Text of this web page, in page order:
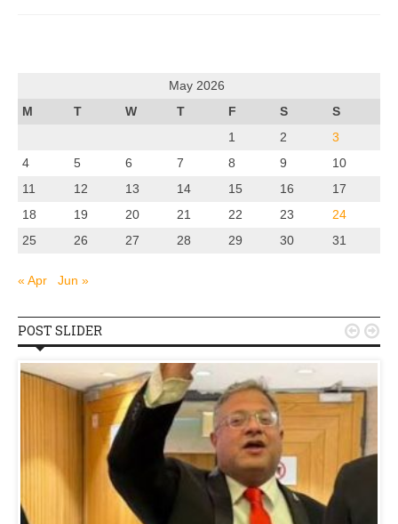
May 2026
M
T W T F S
S
1
2
3
4
5 6 7 8 9
10
11
12 13 14 15 16
17
18
19 20 21 22 23
24
25
26 27 28 29 30 31
« Apr Jun »
POST SLIDER  